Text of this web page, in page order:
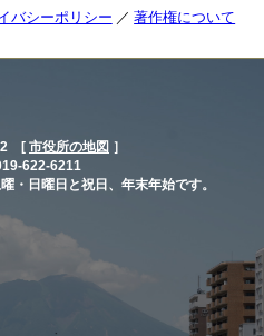
バシーポリシー 著作権について
2 [ 市役所の地図 ］
622-6211
・日曜日と祝日、年末年始です。